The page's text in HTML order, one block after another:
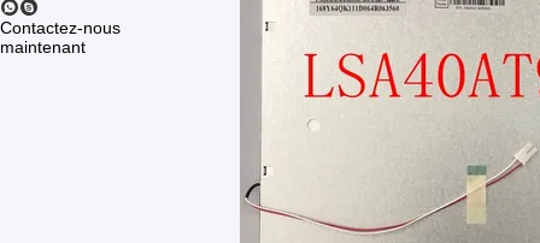
Contactez-nous
maintenant